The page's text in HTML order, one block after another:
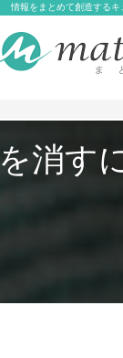
情報をまとめて創造する
消す